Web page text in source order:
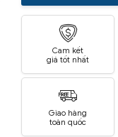
Cam kết
giá tốt nhất
Giao hàng
toàn quốc